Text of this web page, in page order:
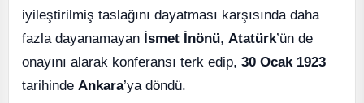
iyileştirilmiş taslağını dayatması karşısında daha
fazla dayanamayan İsmet İnönü, Atatürk’ün de
onayını alarak konferansı terk edip, 30 Ocak 1923
tarihinde Ankara’ya döndü.